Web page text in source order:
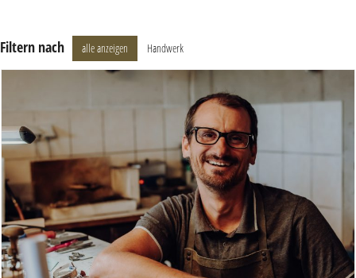
Filtern nach alle anzeigen Handwerk